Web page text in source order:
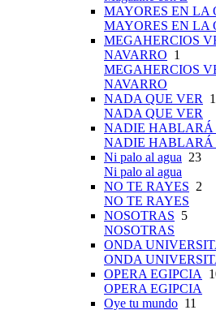
MAYORES EN LA
MAYORES EN LA
MEGAHERCIOS
NAVARRO 1
MEGAHERCIOS
NAVARRO
NADA QUE VER 1
NADA QUE VER
NADIE HABLARÁ
NADIE HABLARÁ
Ni palo al agua 23
Ni palo al agua
NO TE RAYES 2
NO TE RAYES
NOSOTRAS 5
NOSOTRAS
ONDA
ONDA
OPERA EGIPCIA
OPERA EGIPCIA
Oye tu mundo 11